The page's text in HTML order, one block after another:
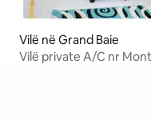
Vilë në Grand Baie
Vilë private A/C nr